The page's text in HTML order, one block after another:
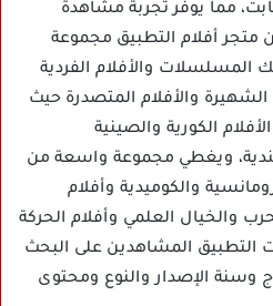
مما يوفر تجربة مشاهدة
أفلام التطبيق مجموعة
المسلسلات والأفلام الفردية
الشهيرة والأفلام المتصدرة حيث
الكورية والصينية
ويغطي مجموعة واسعة من
والكوميدية وأفلام
والخيال العلمي وأفلام الحركة
التطبيق المشاهدين على البحث
وسنة الإصدار والنوع ومحتوى